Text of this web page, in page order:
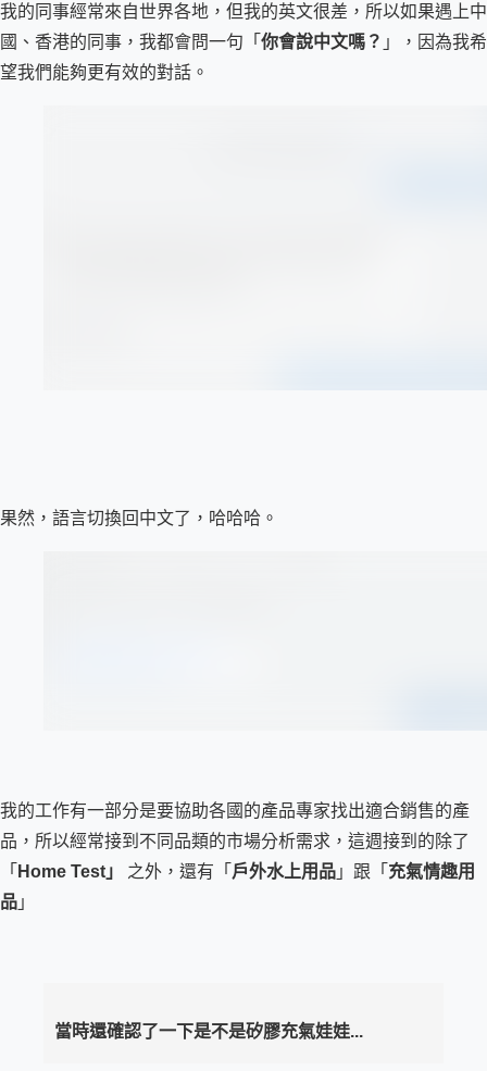
我的同事經常來自世界各地，但我的英文很差，所以如果遇上中
國、香港的同事，我都會問一句「 你會說中文嗎？ 」，因為我希
望我們能夠更有效的對話。
果然，語言切換回中文了，哈哈哈。
我的工作有一部分是要協助各國的產品專家找出適合銷售的產
品，所以經常接到不同品類的市場分析需求，這週接到的除了
「 Home Test」 之外，還有「 戶外水上用品 」跟「 充氣情趣用
品 」
當時還確認了一下是不是矽膠充氣娃娃...